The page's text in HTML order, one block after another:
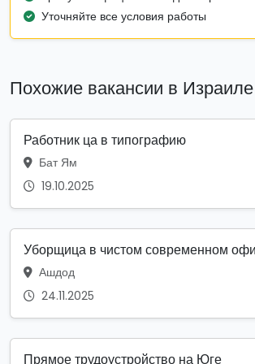
Уточняйте все условия работы
Похожие вакансии в Израиле
Работник ца в типографию
Бат Ям
19.10.2025
Уборщица в чистом современном
Ашдод
24.11.2025
Прямое трудоустройство на Юге